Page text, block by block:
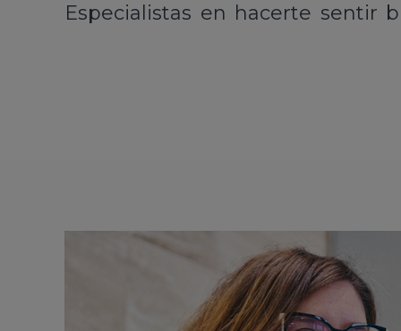
Especialistas en hacerte sentir